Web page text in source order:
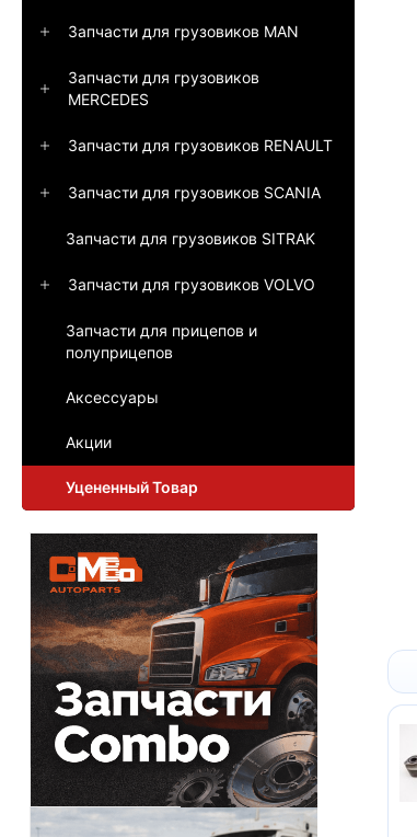
Запчасти для грузовиков MAN
Запчасти для грузовиков
MERCEDES
Запчасти для грузовиков RENAULT
Запчасти для грузовиков SCANIA
Запчасти для грузовиков SITRAK
Запчасти для грузовиков VOLVO
Запчасти для прицепов и
полуприцепов
Аксессуары
Акции
Уцененный Товар